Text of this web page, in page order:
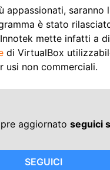
appassionati, saranno
è stato
mette infatti a
di VirtualBox
usi non commerciali.
aggiornato seguici
SEGUICI